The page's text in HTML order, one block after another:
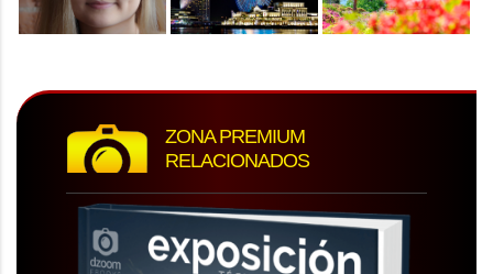
ZONA PREMIUM
RELACIONADOS